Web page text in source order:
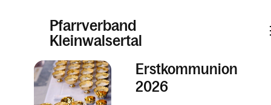
Pfarrverband
Kleinwalsertal
Informationen
Erstkommunion
2026